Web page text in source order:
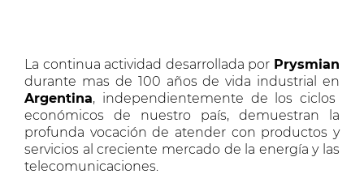
La continua actividad desarrollada por Prysmian
durante mas de 100 años de vida industrial en
Argentina, independientemente de los ciclos
económicos de nuestro país, demuestran la
profunda vocación de atender con productos y
servicios al creciente mercado de la energía y las
telecomunicaciones.